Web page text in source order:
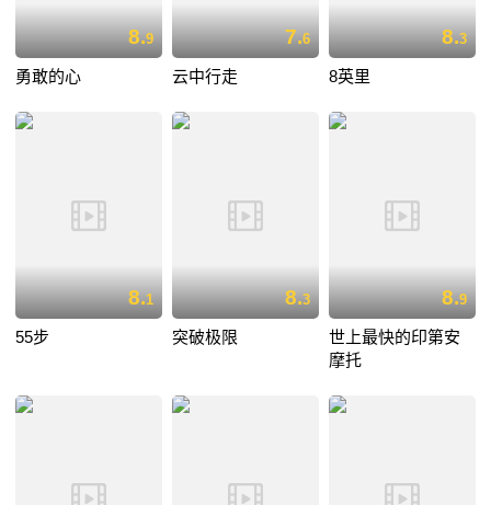
8.9
勇敢的心
7.6
云中行走
8.3
8英里
8.1
55步
8.3
突破极限
8.9
世上最快的印第安
摩托